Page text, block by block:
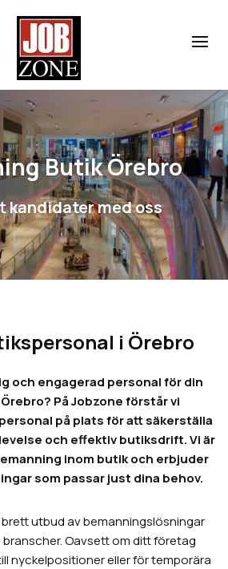
Butik Örebro
kandidater med oss
i Örebro
och engagerad personal för din
På Jobzone förstår vi
på plats för att säkerställa
och effektiv butiksdrift. Vi är
inom butik och erbjuder
som passar just dina behov.
utbud av bemanningslösningar
Oavsett om ditt företag
nyckelpositioner eller för temporära